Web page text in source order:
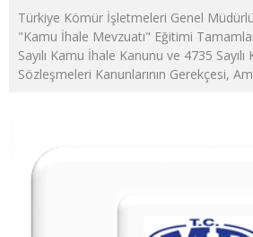
Türkiye Kömür İşletmeleri Genel
"Kamu İhale Mevzuatı" Eğitimi
Sayılı Kamu İhale Kanunu ve 4735
Sözleşmeleri Kanunlarının Gerekçesi,